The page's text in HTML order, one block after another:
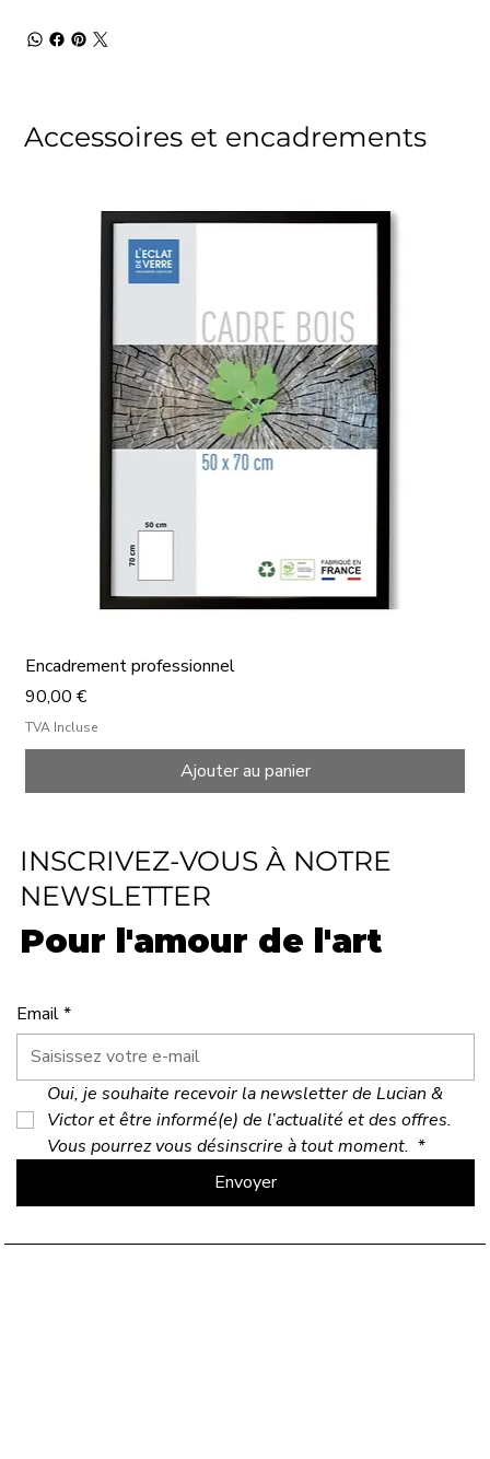
Accessoires et encadrements
Encadrement professionnel
Prix
90,00 €
TVA Incluse
Ajouter au panier
Email*
Oui, je souhaite recevoir la newsletter de Lucian &
Victor et être informé(e) de l’actualité et des offres.
Vous pourrez vous désinscrire à tout moment. *
Envoyer
INSCRIVEZ-VOUS À NOTRE
NEWSLETTER
Pour l'amour de l'art